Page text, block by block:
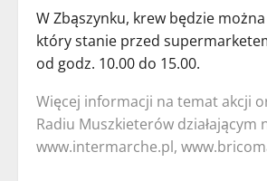
W Zbąszynku, krew będzie
który stanie przed
od godz. 10.00 do 15.00.
Więcej informacji na temat akcji
Radiu Muszkieterów
www.intermarche.pl,